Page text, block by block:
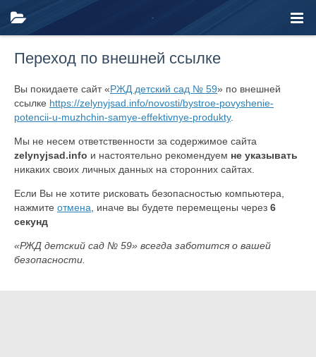
Переход по внешней ссылке
Вы покидаете сайт «РЖД детский сад № 59» по внешней
ссылке https://zelynyjsad.info/novosti/bystroe-povyshenie-
potencii-u-muzhchin-samye-effektivnye-produkty.
Мы не несем ответственности за содержимое сайта
zelynyjsad.info и настоятельно рекомендуем не указывать
никаких своих личных данных на сторонних сайтах.
Если Вы не хотите рисковать безопасностью компьютера,
нажмите отмена , иначе вы будете перемещены через 6
секунд
«РЖД детский сад № 59» всегда заботится о вашей
безопасности.